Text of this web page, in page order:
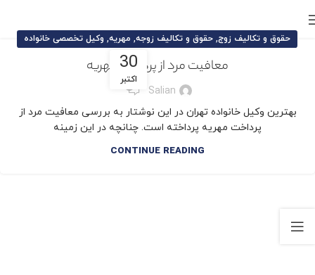
30
اکتبر
حقوق و تکالیف زوج, حقوق و تکالیف زوجه, مهریه, وکیل تخصصی خانواده
معافیت مرد از پرداخت مهریه
Salian
17
بهترین وکیل خانواده تهران در این نوشتار به بررسی معافیت مرد از
پرداخت مهریه پرداخته است. چنانچه در این زمینه
CONTINUE READING